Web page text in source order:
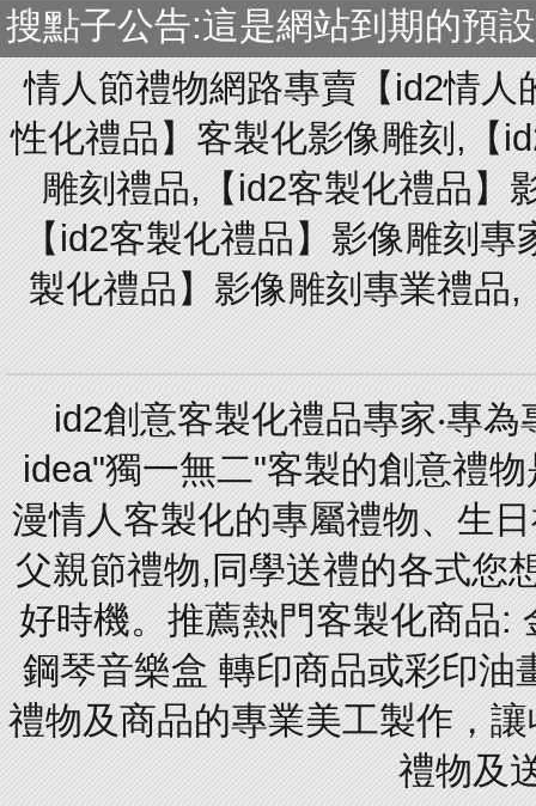
搜點子公告:這是網站到期的預
情人節禮物網路專賣【id2情
性化禮品】客製化影像雕刻,【
雕刻禮品,【id2客製化禮品】
【id2客製化禮品】影像雕刻
製化禮品】影像雕刻專業禮品
id2創意客製化禮品專家‧專
idea"獨一無二"客製的創意禮
漫情人客製化的專屬禮物、生
父親節禮物,同學送禮的各式您
好時機。推薦熱門客製化商品:
鋼琴音樂盒 轉印商品或彩印油
禮物及商品的專業美工製作，
禮物及